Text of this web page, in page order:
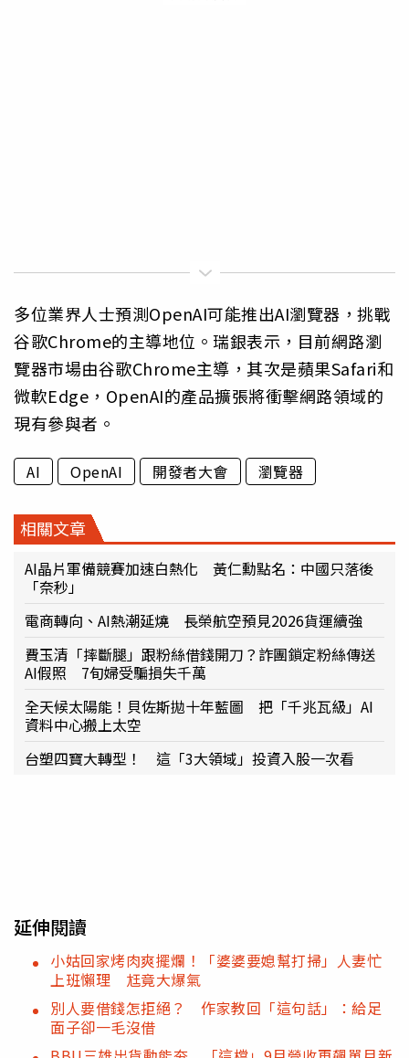
多位業界人士預測OpenAI可能推出AI瀏覽器，挑戰
谷歌Chrome的主導地位。瑞銀表示，目前網路瀏
覽器市場由谷歌Chrome主導，其次是蘋果Safari和
微軟Edge，OpenAI的產品擴張將衝擊網路領域的
現有參與者。
AI OpenAI 開發者大會 瀏覽器
相關文章
AI晶片軍備競賽加速白熱化 黃仁勳點名：中國只落後
「奈秒」
電商轉向、AI熱潮延燒 長榮航空預見2026貨運續強
費玉清「摔斷腿」跟粉絲借錢開刀？詐團鎖定粉絲傳送
AI假照 7旬婦受騙損失千萬
全天候太陽能！貝佐斯拋十年藍圖 把「千兆瓦級」AI
資料中心搬上太空
台塑四寶大轉型！ 這「3大領域」投資入股一次看
延伸閱讀
小姑回家烤肉爽擺爛！「婆婆要媳幫打掃」人妻忙
上班懶理 尪竟大爆氣
別人要借錢怎拒絕？ 作家教回「這句話」：給足
面子卻一毛沒借